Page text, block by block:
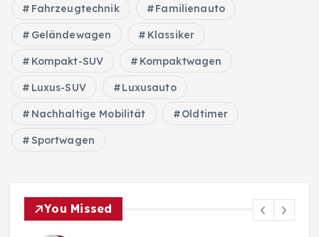
Fahrzeugtechnik Familienauto
Geländewagen Klassiker
Kompakt-SUV Kompaktwagen
Luxus-SUV Luxusauto
Nachhaltige Mobilität Oldtimer
Sportwagen
You Missed